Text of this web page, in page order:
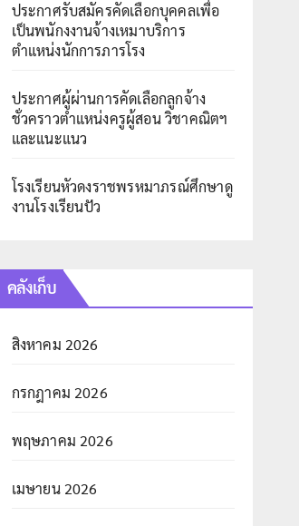
ประกาศรับสมัครคัดเลือกบุคคลเพื่อ
เป็นพนักงงานจ้างเหมาบริการ
ตำแหน่งนักการภารโรง
ประกาศผู้ผ่านการคัดเลือกลูกจ้าง
ชั่วคราวตำแหน่งครูผู้สอน วิชาคณิตฯ
และแนะแนว
โรงเรียนหัวดงราชพรหมาภรณ์ศึกษาดู
งานโรงเรียนปัว
คลังเก็บ
สิงหาคม 2026
กรกฎาคม 2026
พฤษภาคม 2026
เมษายน 2026